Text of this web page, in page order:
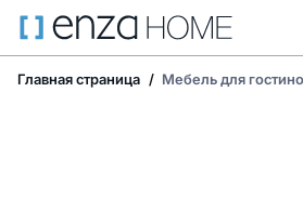
Главная страница Мебель для